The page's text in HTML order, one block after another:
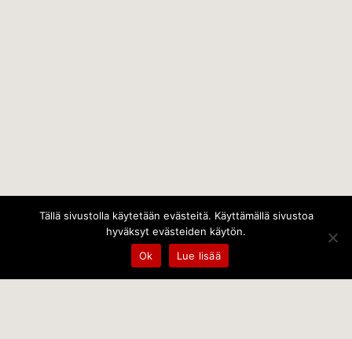
Tällä sivustolla käytetään evästeitä. Käyttämällä sivustoa
hyväksyt evästeiden käytön.
Ok
Lue lisää